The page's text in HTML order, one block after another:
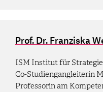
Prof. Dr. Franziska
ISM Institut für
Co-Studiengangleiterin
Professorin am